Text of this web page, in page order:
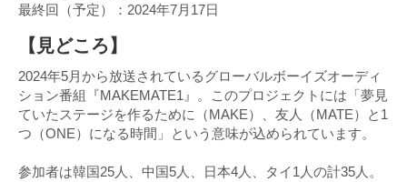
最終回（予定）：2024年7月17日
【見どころ】
2024年5月から放送されているグローバルボーイズオーディ
ション番組『MAKEMATE1』。このプロジェクトには「夢見
ていたステージを作るために（MAKE）、友人（MATE）と1
つ（ONE）になる時間」という意味が込められています。
参加者は韓国25人、中国5人、日本4人、タイ1人の計35人。